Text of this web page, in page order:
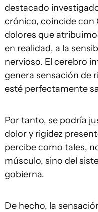
destacado
crónico, coincide con
dolores que
en realidad, a la
nervioso. El cerebro
genera sensación de
esté perfectamente
Por tanto, se podría
dolor y rigidez
percibe como tales,
músculo, sino del
gobierna.
De hecho, la